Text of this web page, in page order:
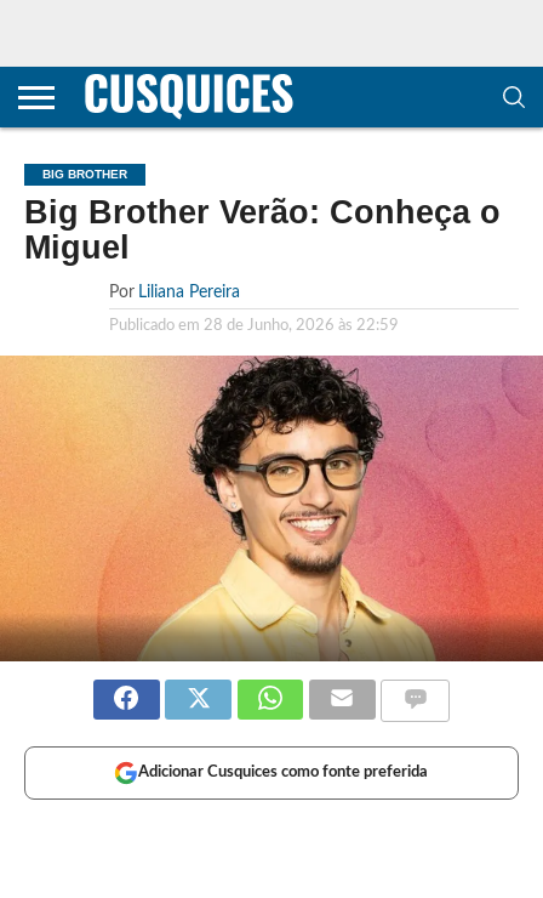
CONTACTOS
HOME
POLÍTICA DE
E COOKIES
SOBRE
TERMOS E
TRANSPARÊNCIA
METODOLOGIA
BIG BROTHER
Big Brother Verão: Conheça o
Miguel
Por Liliana Pereira
Publicado em 28 de Junho, 2026 às 22:59
Adicionar Cusquices como fonte preferida